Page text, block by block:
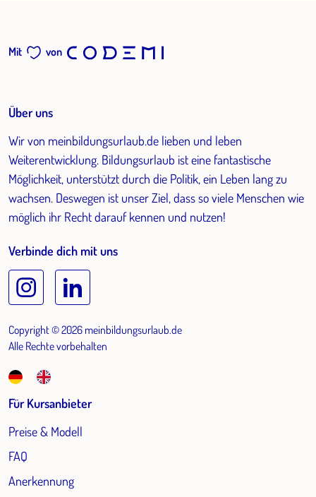
Mit von
Über uns
Wir von meinbildungsurlaub.de lieben und leben
Weiterentwicklung. Bildungsurlaub ist eine fantastische
Möglichkeit, unterstützt durch die Politik, ein Leben lang zu
wachsen. Deswegen ist unser Ziel, dass so viele Menschen wie
möglich ihr Recht darauf kennen und nutzen!
Verbinde dich mit uns
Copyright © 2026 meinbildungsurlaub.de
Alle Rechte vorbehalten
Für Kursanbieter
Preise & Modell
FAQ
Anerkennung